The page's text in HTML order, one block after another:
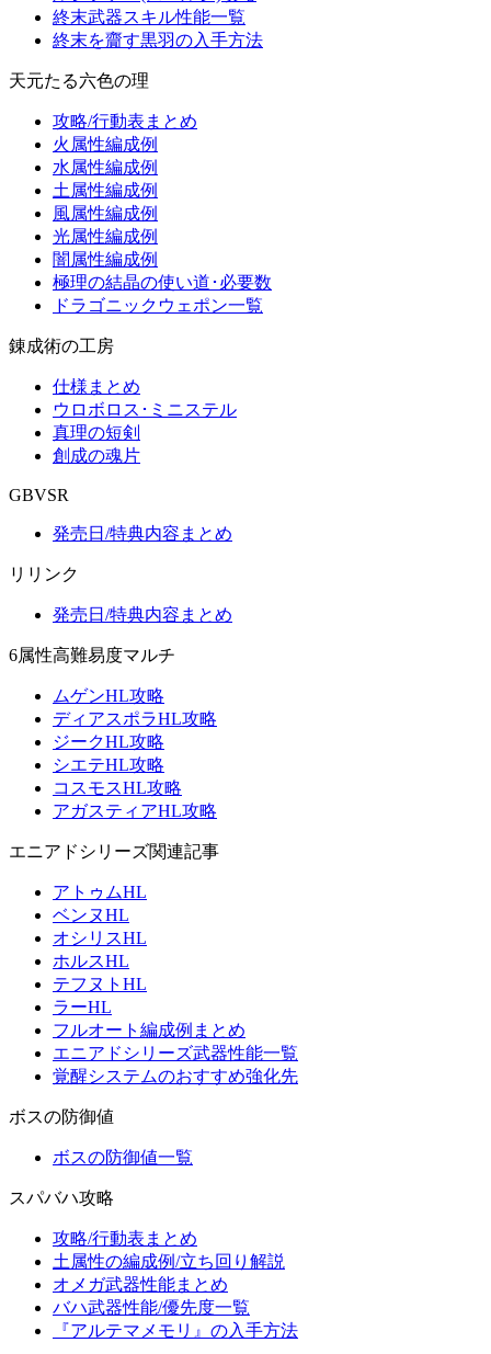
終末武器スキル性能一覧
終末を齎す黒羽の入手方法
天元たる六色の理
攻略/行動表まとめ
火属性編成例
水属性編成例
土属性編成例
風属性編成例
光属性編成例
闇属性編成例
極理の結晶の使い道･必要数
ドラゴニックウェポン一覧
錬成術の工房
仕様まとめ
ウロボロス･ミニステル
真理の短剣
創成の魂片
GBVSR
発売日/特典内容まとめ
リリンク
発売日/特典内容まとめ
6属性高難易度マルチ
ムゲンHL攻略
ディアスポラHL攻略
ジークHL攻略
シエテHL攻略
コスモスHL攻略
アガスティアHL攻略
エニアドシリーズ関連記事
アトゥムHL
ベンヌHL
オシリスHL
ホルスHL
テフヌトHL
ラーHL
フルオート編成例まとめ
エニアドシリーズ武器性能一覧
覚醒システムのおすすめ強化先
ボスの防御値
ボスの防御値一覧
スパバハ攻略
攻略/行動表まとめ
土属性の編成例/立ち回り解説
オメガ武器性能まとめ
バハ武器性能/優先度一覧
『アルテマメモリ』の入手方法